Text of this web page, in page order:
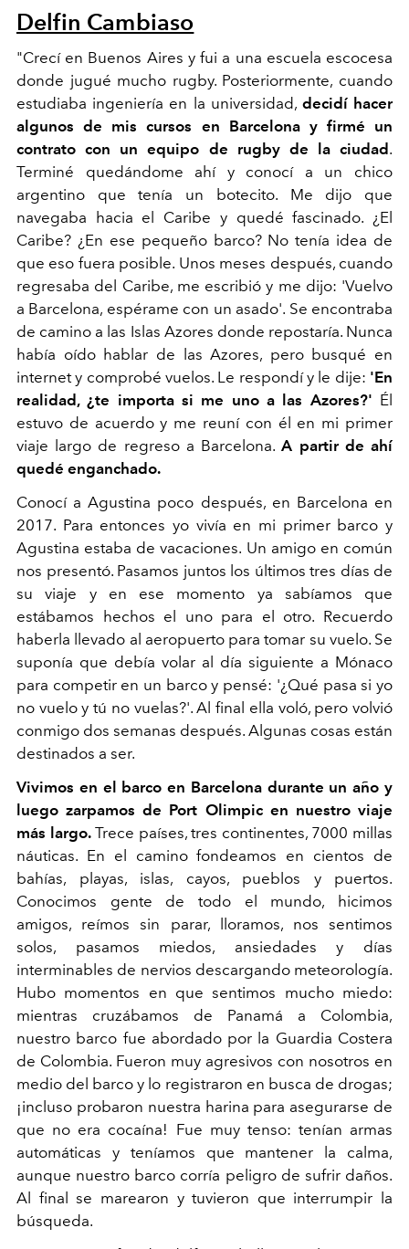
Delfin Cambiaso
"Crecí en Buenos Aires y fui a una escuela escocesa
donde jugué mucho rugby. Posteriormente, cuando
estudiaba ingeniería en la universidad, decidí hacer
algunos de mis cursos en Barcelona y firmé un
contrato con un equipo de rugby de la ciudad .
Terminé quedándome ahí y conocí a un chico
argentino que tenía un botecito. Me dijo que
navegaba hacia el Caribe y quedé fascinado. ¿El
Caribe? ¿En ese pequeño barco? No tenía idea de
que eso fuera posible. Unos meses después, cuando
regresaba del Caribe, me escribió y me dijo: 'Vuelvo
a Barcelona, espérame con un asado'. Se encontraba
de camino a las Islas Azores donde repostaría. Nunca
había oído hablar de las Azores, pero busqué en
internet y comprobé vuelos. Le respondí y le dije: 'En
realidad, ¿te importa si me uno a las Azores?' Él
estuvo de acuerdo y me reuní con él en mi primer
viaje largo de regreso a Barcelona.A partir de ahí
quedé enganchado.
Conocí a Agustina poco después, en Barcelona en
2017. Para entonces yo vivía en mi primer barco y
Agustina estaba de vacaciones. Un amigo en común
nos presentó. Pasamos juntos los últimos tres días de
su viaje y en ese momento ya sabíamos que
estábamos hechos el uno para el otro. Recuerdo
haberla llevado al aeropuerto para tomar su vuelo. Se
suponía que debía volar al día siguiente a Mónaco
para competir en un barco y pensé: '¿Qué pasa si yo
no vuelo y tú no vuelas?'. Al final ella voló, pero volvió
conmigo dos semanas después. Algunas cosas están
destinados a ser.
Vivimos en el barco en Barcelona durante un año y
luego zarpamos de Port Olimpic en nuestro viaje
más largo. Trece países, tres continentes, 7000 millas
náuticas. En el camino fondeamos en cientos de
bahías, playas, islas, cayos, pueblos y puertos.
Conocimos gente de todo el mundo, hicimos
amigos, reímos sin parar, lloramos, nos sentimos
solos, pasamos miedos, ansiedades y días
interminables de nervios descargando meteorología.
Hubo momentos en que sentimos mucho miedo:
mientras cruzábamos de Panamá a Colombia,
nuestro barco fue abordado por la Guardia Costera
de Colombia. Fueron muy agresivos con nosotros en
medio del barco y lo registraron en busca de drogas;
¡incluso probaron nuestra harina para asegurarse de
que no era cocaína! Fue muy tenso: tenían armas
automáticas y teníamos que mantener la calma,
aunque nuestro barco corría peligro de sufrir daños.
Al final se marearon y tuvieron que interrumpir la
búsqueda.